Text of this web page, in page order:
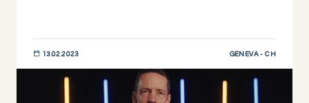
13.02.2023 GENEVA - CH
DESCUBRIR AHORA